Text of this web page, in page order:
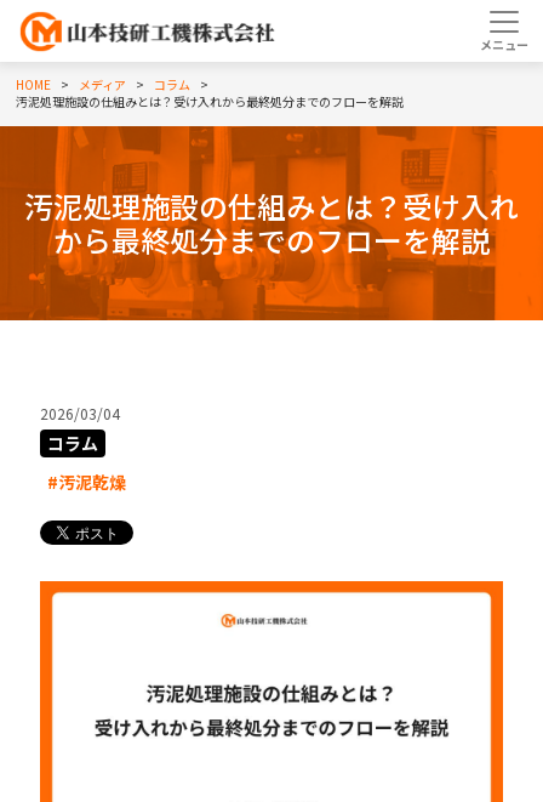
HOME メディア
コラム
汚泥処理施設の仕組みとは？受け入れから最終処分までのフローを解説
汚泥処理施設の仕組みとは？受け入れ
から最終処分までのフローを解説
2026/03/04
コラム
#汚泥乾燥